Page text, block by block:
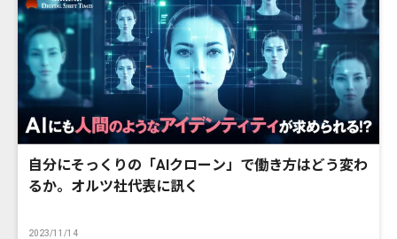
自分にそっくりの「AIクローン」で働き方はどう変わ
るか。オルツ社代表に訊く
2023/11/14